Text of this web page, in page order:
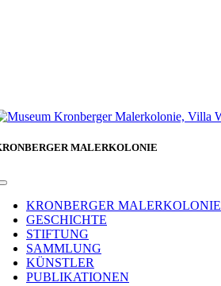
MALERKOLONIE
Toggle
NavigationKRONBERGER MALERKOLONIE
GESCHICHTE
STIFTUNG
SAMMLUNG
KÜNSTLER
PUBLIKATIONEN